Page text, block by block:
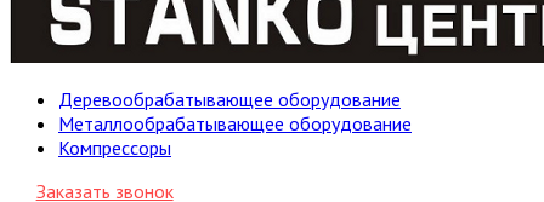
Деревообрабатывающее оборудование
Металлообрабатывающее оборудование
Компрессоры
Заказать звонок